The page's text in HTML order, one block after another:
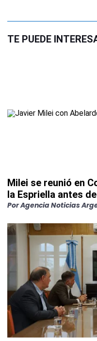
TE PUEDE
Milei se reunió en
la Espriella antes
PorAgencia Noticias